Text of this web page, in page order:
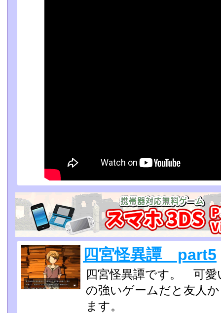
四宮怪異譚 part5
四宮怪異譚です。 可愛
の強いゲームだと友人
ます。